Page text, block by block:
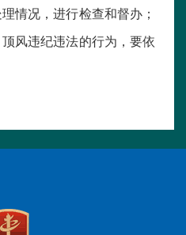
情况，进行检查和督办；
风违纪违法的行为，要依